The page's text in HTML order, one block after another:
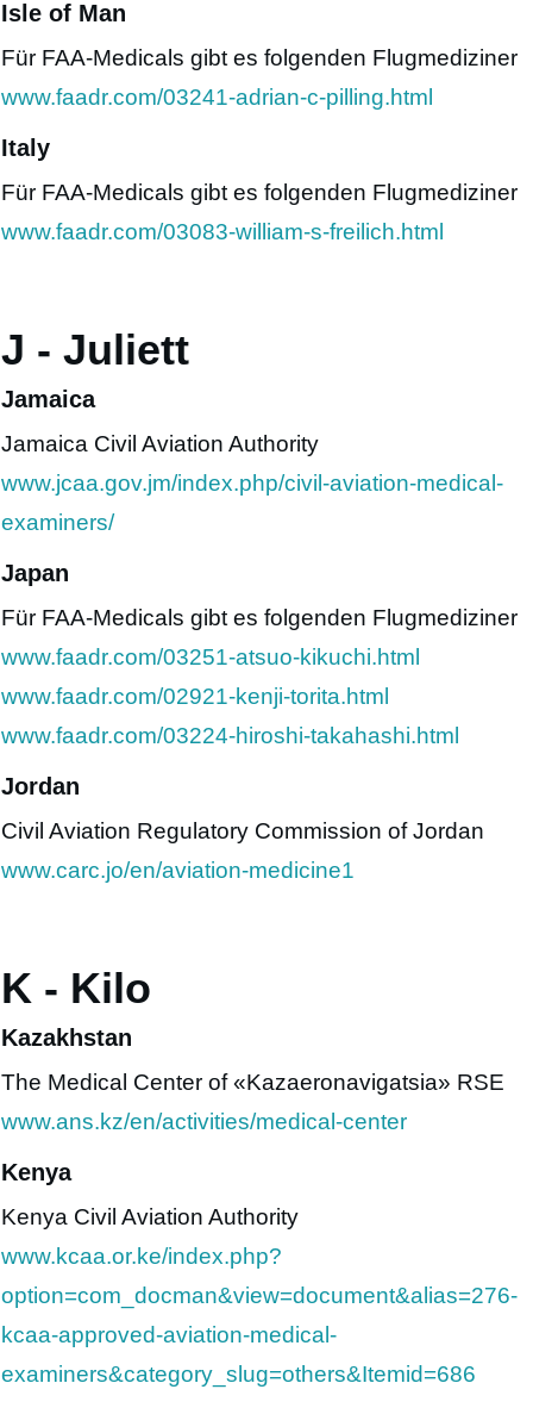
Isle of Man
Für FAA-Medicals gibt es folgenden Flugmediziner
www.faadr.com/03241-adrian-c-pilling.html
Italy
Für FAA-Medicals gibt es folgenden Flugmediziner
www.faadr.com/03083-william-s-freilich.html
J - Juliett
Jamaica
Jamaica Civil Aviation Authority
www.jcaa.gov.jm/index.php/civil-aviation-medical-
examiners/
Japan
Für FAA-Medicals gibt es folgenden Flugmediziner
www.faadr.com/03251-atsuo-kikuchi.html
www.faadr.com/02921-kenji-torita.html
www.faadr.com/03224-hiroshi-takahashi.html
Jordan
Civil Aviation Regulatory Commission of Jordan
www.carc.jo/en/aviation-medicine1
K - Kilo
Kazakhstan
The Medical Center of «Kazaeronavigatsia» RSE
www.ans.kz/en/activities/medical-center
Kenya
Kenya Civil Aviation Authority
www.kcaa.or.ke/index.php?
option=com_docman&view=document&alias=276-
kcaa-approved-aviation-medical-
examiners&category_slug=others&Itemid=686